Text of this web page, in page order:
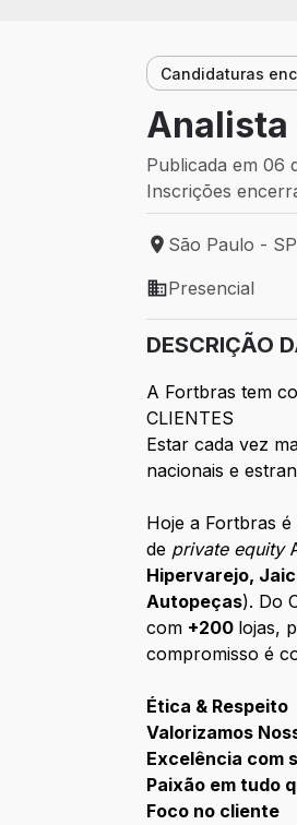
Candidaturas
Analista
Publicada em 06
Inscrições
Local de
São Paulo - SP
Modelo de
Presencial
DESCRIÇÃO
A Fortbras tem
CLIENTES
Estar cada vez
nacionais e
Hoje a Fortbras
de private equity
Hipervarejo,
Autopeças). Do
com +200 lojas,
compromisso é
Ética & Respeito
Valorizamos
Excelência com
Paixão em tudo
Foco no cliente